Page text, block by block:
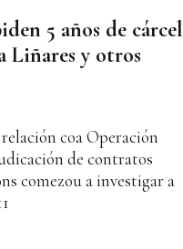
5 años de cárcel
Liñares y otros
coa Operación
de contratos
comezou a investigar a